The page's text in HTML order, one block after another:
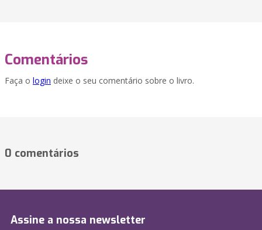
Comentários
Faça o login deixe o seu comentário sobre o livro.
0 comentários
Assine a nossa newsletter